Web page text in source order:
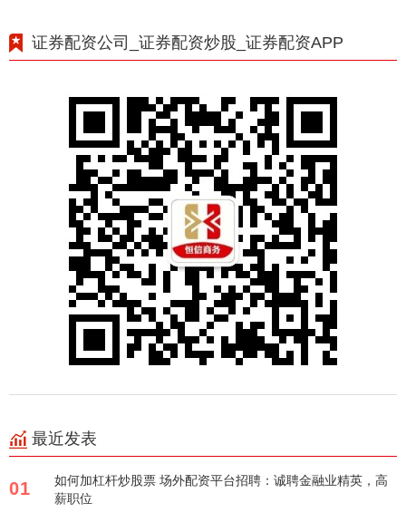
证券配资公司_证券配资炒股_证券配资APP
最近发表
01
如何加杠杆炒股票 场外配资平台招聘：诚聘金融业精英，高
薪职位